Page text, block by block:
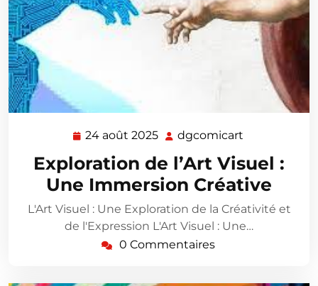
24 août 2025 24
août
2025
dgcomicart
Exploration de l’Art Visuel :
Une Immersion Créative
L'Art Visuel : Une Exploration de la Créativité et
de l'Expression L'Art Visuel : Une…
0 Commentaires